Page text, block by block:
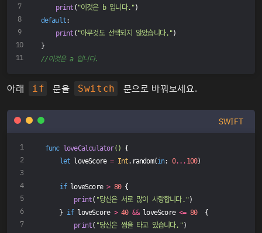
print ( "이것은 b 입니다.")
default:
print ( "아무것도 선택되지 않았습니다.")
}
//이것은 a 입니다.
아래 if 문을 Switch 문으로 바꿔보세요.
SWIFT
func loveCalculator() {
let loveScore = Int.random(in: 0... 100)
if loveScore > 80 {
print( "당신은 서로 많이 사랑합니다.")
    }
if loveScore > 40 && loveScore <= 80
  {
print( "당신은 썸을 타고 있습니다.")